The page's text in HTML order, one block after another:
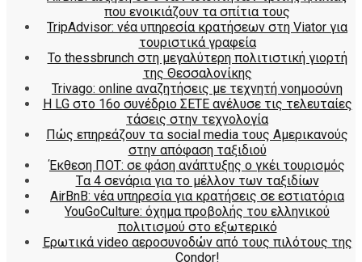
που ενοικιάζουν τα σπίτια τους
TripAdvisor: νέα υπηρεσία κρατήσεων στη Viator για
τουριστικά γραφεία
Το thessbrunch στη μεγαλύτερη πολιτιστική γιορτή
της Θεσσαλονίκης
Trivago: online αναζητήσεις με τεχνητή νοημοσύνη
H LG στο 16ο συνέδριο ΣΕΤΕ ανέλυσε τις τελευταίες
τάσεις στην τεχνολογία
Πώς επηρεάζουν τα social media τους Αμερικανούς
στην απόφαση ταξιδιού
Έκθεση ΠΟΤ: σε φάση ανάπτυξης ο γκέι τουρισμός
Tα 4 σενάρια για το μέλλον των ταξιδίων
AirBnB: νέα υπηρεσία για κρατήσεις σε εστιατόρια
YouGoCulture: όχημα προβολής του ελληνικού
πολιτισμού στο εξωτερικό
Eρωτικά video αεροσυνοδών από τους πιλότους της
Condor!